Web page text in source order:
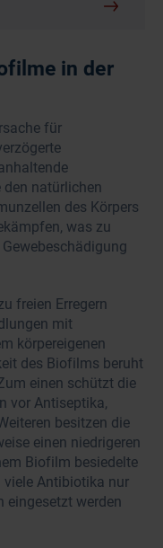
in der
für
den natürlichen
des Körpers
was zu
freien Erregern
mit
körpereigenen
des Biofilms beruht
einen schützt die
vor Antiseptika,
besitzen die
einen niedrigeren
Biofilm besiedelte
viele Antibiotika nur
eingesetzt werden